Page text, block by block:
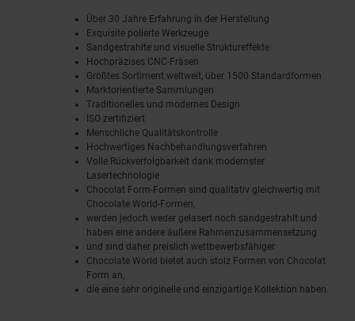
Über 30 Jahre Erfahrung in der Herstellung
Exquisite polierte Werkzeuge
Sandgestrahlte und visuelle Struktureffekte
Hochpräzises CNC-Fräsen
Größtes Sortiment weltweit, über 1500 Standardformen
Marktorientierte Sammlungen
Traditionelles und modernes Design
ISO zertifiziert
Menschliche Qualitätskontrolle
Hochwertiges Nachbehandlungsverfahren
Volle Rückverfolgbarkeit dank modernster
Lasertechnologie
Chocolat Form-Formen sind qualitativ gleichwertig mit
Chocolate World-Formen,
werden jedoch weder gelasert noch sandgestrahlt und
haben eine andere äußere Rahmenzusammensetzung
und sind daher preislich wettbewerbsfähiger.
Chocolate World bietet auch stolz Formen von Chocolat
Form an,
die eine sehr originelle und einzigartige Kollektion haben.